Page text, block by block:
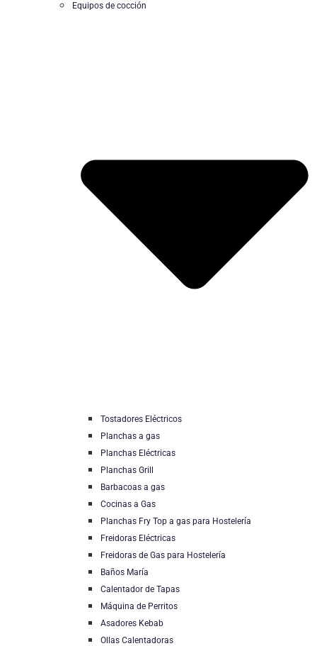
Equipos de cocción
Tostadores Eléctricos
Planchas a gas
Planchas Eléctricas
Planchas Grill
Barbacoas a gas
Cocinas a Gas
Planchas Fry Top a gas para Hostelería
Freidoras Eléctricas
Freidoras de Gas para Hostelería
Baños María
Calentador de Tapas
Máquina de Perritos
Asadores Kebab
Ollas Calentadoras